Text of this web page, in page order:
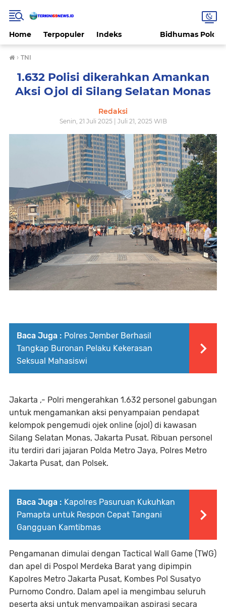
Home Terpopuler Indeks Bidhumas Polda
› TNI
1.632 Polisi dikerahkan Amankan
Aksi Ojol di Silang Selatan Monas
Redaksi
Senin, 21 Juli 2025 | Juli 21, 2025 WIB
Baca Juga : Polres Jember Berhasil
Tangkap Buronan Pelaku Kekerasan
Seksual Mahasiswi
Jakarta ,- Polri mengerahkan 1.632 personel gabungan
untuk mengamankan aksi penyampaian pendapat
kelompok pengemudi ojek online (ojol) di kawasan
Silang Selatan Monas, Jakarta Pusat. Ribuan personel
itu terdiri dari jajaran Polda Metro Jaya, Polres Metro
Jakarta Pusat, dan Polsek.
Baca Juga : Kapolres Pasuruan Kukuhkan
Pamapta untuk Respon Cepat Tangani
Gangguan Kamtibmas
Pengamanan dimulai dengan Tactical Wall Game (TWG)
dan apel di Pospol Merdeka Barat yang dipimpin
Kapolres Metro Jakarta Pusat, Kombes Pol Susatyo
Purnomo Condro. Dalam apel ia mengimbau seluruh
peserta aksi untuk menyampaikan aspirasi secara